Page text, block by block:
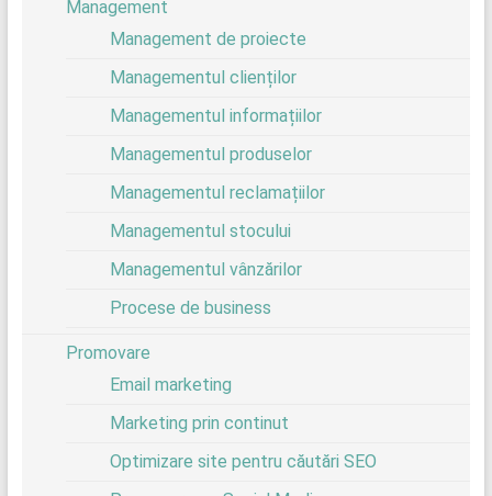
Management
Management de proiecte
Managementul clienților
Managementul informațiilor
Managementul produselor
Managementul reclamațiilor
Managementul stocului
Managementul vânzărilor
Procese de business
Promovare
Email marketing
Marketing prin continut
Optimizare site pentru căutări SEO